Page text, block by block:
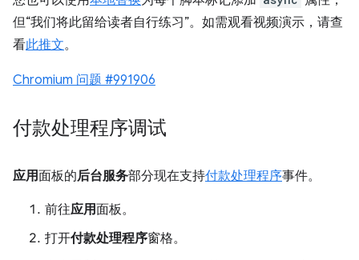
但“我们将此留给读者自行练习”。如需观看视频演示，请查
看此推文。
Chromium 问题 #991906
付款处理程序调试
应用面板的后台服务部分现在支持付款处理程序事件。
前往应用面板。
打开付款处理程序窗格。